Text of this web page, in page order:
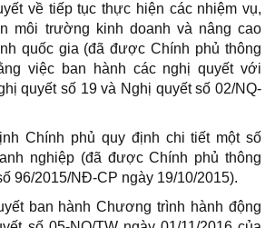
về tiếp tục thực hiện các nhiệm vụ,
môi trường kinh doanh và nâng cao
quốc gia (đã được Chính phủ thông
việc ban hành các nghị quyết với
quyết số 19 và Nghị quyết số 02/NQ-
Chính phủ quy định chi tiết một số
nghiệp (đã được Chính phủ thông
96/2015/NĐ-CP ngày 19/10/2015).
ban hành Chương trình hành động